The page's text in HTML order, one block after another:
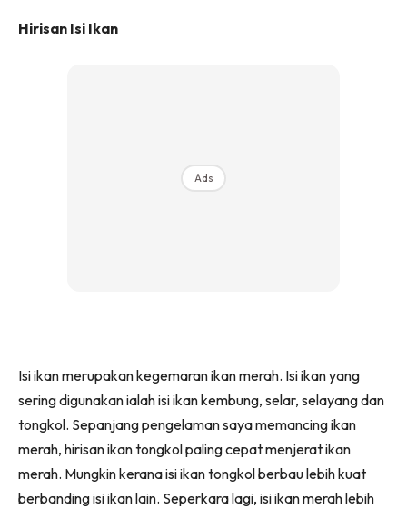
Hirisan Isi Ikan
Ads
Isi ikan merupakan kegemaran ikan merah. Isi ikan yang
sering digunakan ialah isi ikan kembung, selar, selayang dan
tongkol. Sepanjang pengelaman saya memancing ikan
merah, hirisan ikan tongkol paling cepat menjerat ikan
merah. Mungkin kerana isi ikan tongkol berbau lebih kuat
berbanding isi ikan lain. Seperkara lagi, isi ikan merah lebih